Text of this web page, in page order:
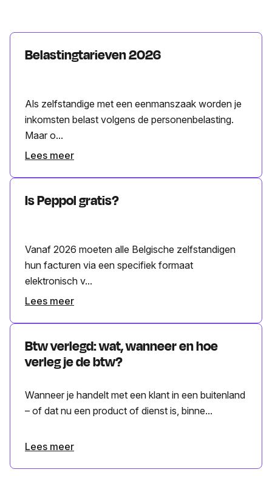
Belastingtarieven 2026
Als zelfstandige met een eenmanszaak worden je
inkomsten belast volgens de personenbelasting.
Maar o...
Lees meer
Is Peppol gratis?
Vanaf 2026 moeten alle Belgische zelfstandigen
hun facturen via een specifiek formaat
elektronisch v...
Lees meer
Btw verlegd: wat, wanneer en hoe
verleg je de btw?
Wanneer je handelt met een klant in een buitenland
– of dat nu een product of dienst is, binne...
Lees meer